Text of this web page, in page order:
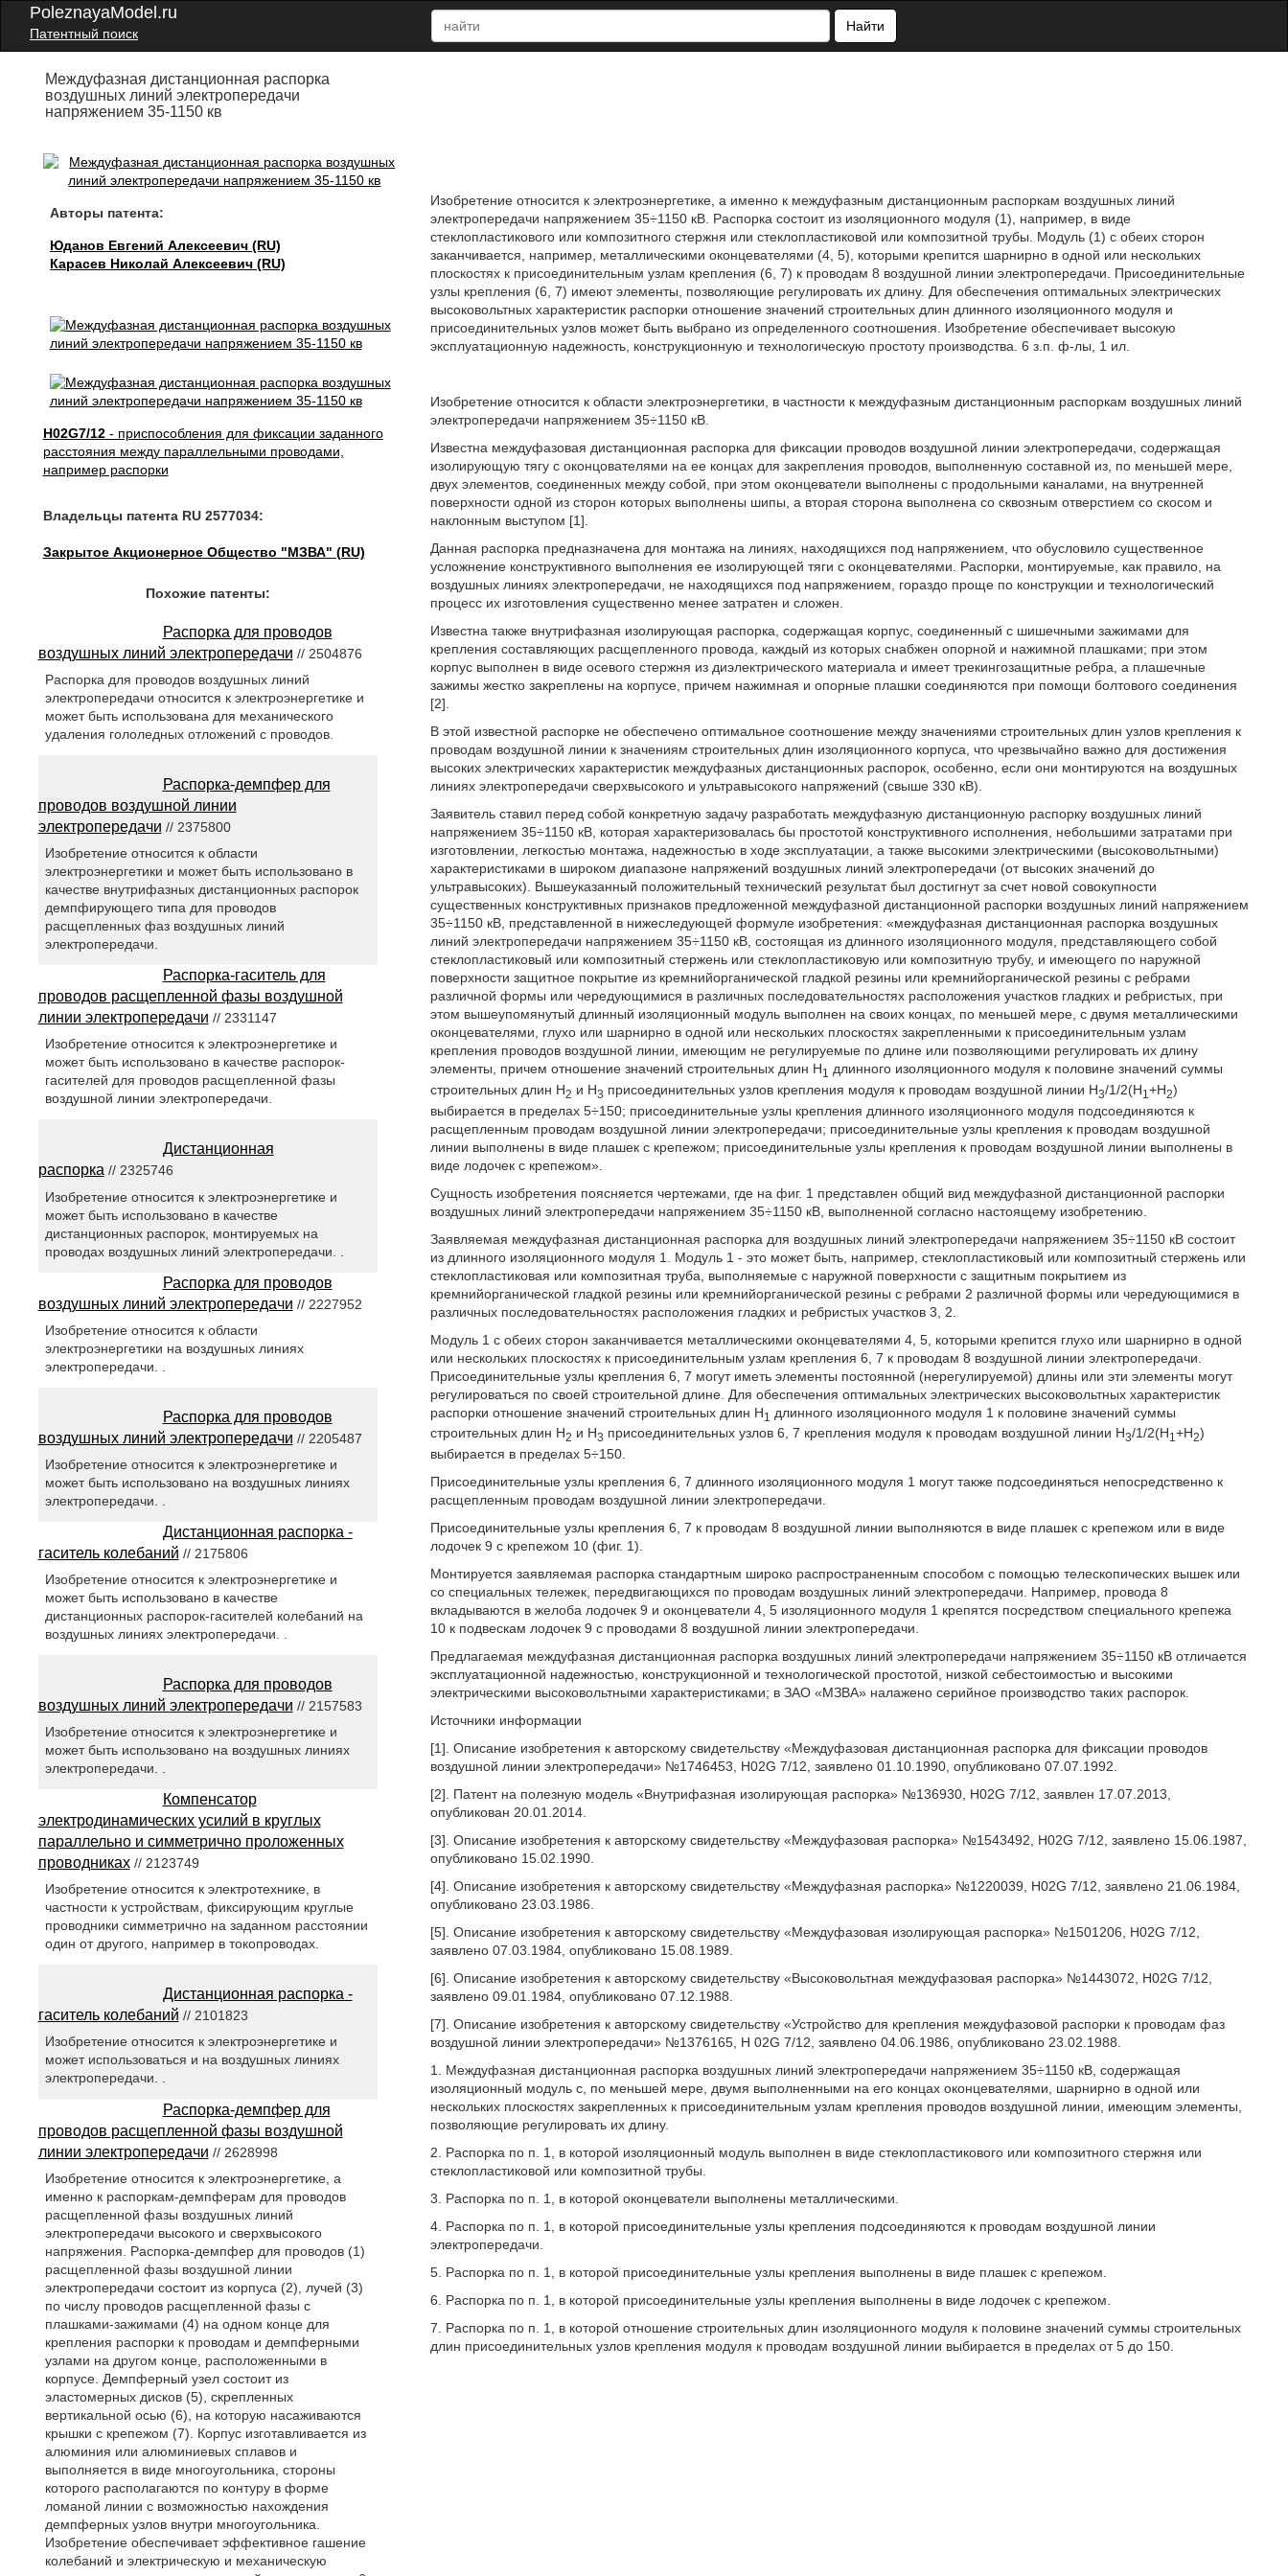
PoleznayaModel.ru
Патентный поиск
Найти
Междуфазная дистанционная распорка
воздушных линий электропередачи
напряжением 35-1150 кв
Авторы патента:
Юданов Евгений Алексеевич (RU)
Карасев Николай Алексеевич (RU)
H02G7/12- приспособления для фиксации заданного
расстояния между параллельными проводами,
например распорки
Владельцы патента RU 2577034:
Закрытое Акционерное Общество "МЗВА" (RU)
Изобретение относится к электроэнергетике, а именно к междуфазным дистанционным распоркам воздушных линий
электропередачи напряжением 35÷1150 кВ. Распорка состоит из изоляционного модуля (1), например, в виде
стеклопластикового или композитного стержня или стеклопластиковой или композитной трубы. Модуль (1) с обеих сторон
заканчивается, например, металлическими оконцевателями (4, 5), которыми крепится шарнирно в одной или нескольких
плоскостях к присоединительным узлам крепления (6, 7) к проводам 8 воздушной линии электропередачи. Присоединительные
узлы крепления (6, 7) имеют элементы, позволяющие регулировать их длину. Для обеспечения оптимальных электрических
высоковольтных характеристик распорки отношение значений строительных длин длинного изоляционного модуля и
присоединительных узлов может быть выбрано из определенного соотношения. Изобретение обеспечивает высокую
эксплуатационную надежность, конструкционную и технологическую простоту производства. 6 з.п. ф-лы, 1 ил.
Изобретение относится к области электроэнергетики, в частности к междуфазным дистанционным распоркам воздушных линий
электропередачи напряжением 35÷1150 кВ.
Известна междуфазовая дистанционная распорка для фиксации проводов воздушной линии электропередачи, содержащая
изолирующую тягу с оконцователями на ее концах для закрепления проводов, выполненную составной из, по меньшей мере,
двух элементов, соединенных между собой, при этом оконцеватели выполнены с продольными каналами, на внутренней
поверхности одной из сторон которых выполнены шипы, а вторая сторона выполнена со сквозным отверстием со скосом и
наклонным выступом [1].
Данная распорка предназначена для монтажа на линиях, находящихся под напряжением, что обусловило существенное
усложнение конструктивного выполнения ее изолирующей тяги с оконцевателями. Распорки, монтируемые, как правило, на
воздушных линиях электропередачи, не находящихся под напряжением, гораздо проще по конструкции и технологический
процесс их изготовления существенно менее затратен и сложен.
Известна также внутрифазная изолирующая распорка, содержащая корпус, соединенный с шишечными зажимами для
крепления составляющих расщепленного провода, каждый из которых снабжен опорной и нажимной плашками; при этом
корпус выполнен в виде осевого стержня из диэлектрического материала и имеет трекингозащитные ребра, а плашечные
зажимы жестко закреплены на корпусе, причем нажимная и опорные плашки соединяются при помощи болтового соединения
[2].
В этой известной распорке не обеспечено оптимальное соотношение между значениями строительных длин узлов крепления к
проводам воздушной линии к значениям строительных длин изоляционного корпуса, что чрезвычайно важно для достижения
высоких электрических характеристик междуфазных дистанционных распорок, особенно, если они монтируются на воздушных
линиях электропередачи сверхвысокого и ультравысокого напряжений (свыше 330 кВ).
Заявитель ставил перед собой конкретную задачу разработать междуфазную дистанционную распорку воздушных линий
напряжением 35÷1150 кВ, которая характеризовалась бы простотой конструктивного исполнения, небольшими затратами при
изготовлении, легкостью монтажа, надежностью в ходе эксплуатации, а также высокими электрическими (высоковольтными)
характеристиками в широком диапазоне напряжений воздушных линий электропередачи (от высоких значений до
ультравысоких). Вышеуказанный положительный технический результат был достигнут за счет новой совокупности
существенных конструктивных признаков предложенной междуфазной дистанционной распорки воздушных линий напряжением
35÷1150 кВ, представленной в нижеследующей формуле изобретения: «междуфазная дистанционная распорка воздушных
линий электропередачи напряжением 35÷1150 кВ, состоящая из длинного изоляционного модуля, представляющего собой
стеклопластиковый или композитный стержень или стеклопластиковую или композитную трубу, и имеющего по наружной
поверхности защитное покрытие из кремнийорганической гладкой резины или кремнийорганической резины с ребрами
различной формы или чередующимися в различных последовательностях расположения участков гладких и ребристых, при
этом вышеупомянутый длинный изоляционный модуль выполнен на своих концах, по меньшей мере, с двумя металлическими
оконцевателями, глухо или шарнирно в одной или нескольких плоскостях закрепленными к присоединительным узлам
крепления проводов воздушной линии, имеющим не регулируемые по длине или позволяющими регулировать их длину
элементы, причем отношение значений строительных длин H1
длинного изоляционного модуля к половине значений суммы
строительных длин Н2 и Н3 присоединительных узлов крепления модуля к проводам воздушной линии Н3/1/2(Н1+Н2)
выбирается в пределах 5÷150; присоединительные узлы крепления длинного изоляционного модуля подсоединяются к
расщепленным проводам воздушной линии электропередачи; присоединительные узлы крепления к проводам воздушной
линии выполнены в виде плашек с крепежом; присоединительные узлы крепления к проводам воздушной линии выполнены в
виде лодочек с крепежом».
Сущность изобретения поясняется чертежами, где на фиг. 1 представлен общий вид междуфазной дистанционной распорки
воздушных линий электропередачи напряжением 35÷1150 кВ, выполненной согласно настоящему изобретению.
Заявляемая междуфазная дистанционная распорка для воздушных линий электропередачи напряжением 35÷1150 кВ состоит
из длинного изоляционного модуля 1. Модуль 1 - это может быть, например, стеклопластиковый или композитный стержень или
стеклопластиковая или композитная труба, выполняемые с наружной поверхности с защитным покрытием из
кремнийорганической гладкой резины или кремнийорганической резины с ребрами 2 различной формы или чередующимися в
различных последовательностях расположения гладких и ребристых участков 3, 2.
Модуль 1 с обеих сторон заканчивается металлическими оконцевателями 4, 5, которыми крепится глухо или шарнирно в одной
или нескольких плоскостях к присоединительным узлам крепления 6, 7 к проводам 8 воздушной линии электропередачи.
Присоединительные узлы крепления 6, 7 могут иметь элементы постоянной (нерегулируемой) длины или эти элементы могут
регулироваться по своей строительной длине. Для обеспечения оптимальных электрических высоковольтных характеристик
распорки отношение значений строительных длин Н1
длинного изоляционного модуля 1 к половине значений суммы
строительных длин Н2 и Н3 присоединительных узлов 6, 7 крепления модуля к проводам воздушной линии H3/1/2(H1+Н2)
выбирается в пределах 5÷150.
Присоединительные узлы крепления 6, 7 длинного изоляционного модуля 1 могут также подсоединяться непосредственно к
расщепленным проводам воздушной линии электропередачи.
Присоединительные узлы крепления 6, 7 к проводам 8 воздушной линии выполняются в виде плашек с крепежом или в виде
лодочек 9 с крепежом 10 (фиг. 1).
Монтируется заявляемая распорка стандартным широко распространенным способом с помощью телескопических вышек или
со специальных тележек, передвигающихся по проводам воздушных линий электропередачи. Например, провода 8
вкладываются в желоба лодочек 9 и оконцеватели 4, 5 изоляционного модуля 1 крепятся посредством специального крепежа
10 к подвескам лодочек 9 с проводами 8 воздушной линии электропередачи.
Предлагаемая междуфазная дистанционная распорка воздушных линий электропередачи напряжением 35÷1150 кВ отличается
эксплуатационной надежностью, конструкционной и технологической простотой, низкой себестоимостью и высокими
электрическими высоковольтными характеристиками; в ЗАО «МЗВА» налажено серийное производство таких распорок.
Источники информации
[1]. Описание изобретения к авторскому свидетельству «Междуфазовая дистанционная распорка для фиксации проводов
воздушной линии электропередачи» №1746453, H02G 7/12, заявлено 01.10.1990, опубликовано 07.07.1992.
[2]. Патент на полезную модель «Внутрифазная изолирующая распорка» №136930, H02G 7/12, заявлен 17.07.2013,
опубликован 20.01.2014.
[3]. Описание изобретения к авторскому свидетельству «Междуфазовая распорка» №1543492, H02G 7/12, заявлено 15.06.1987,
опубликовано 15.02.1990.
[4]. Описание изобретения к авторскому свидетельству «Междуфазная распорка» №1220039, H02G 7/12, заявлено 21.06.1984,
опубликовано 23.03.1986.
[5]. Описание изобретения к авторскому свидетельству «Междуфазовая изолирующая распорка» №1501206, Н02G 7/12,
заявлено 07.03.1984, опубликовано 15.08.1989.
[6]. Описание изобретения к авторскому свидетельству «Высоковольтная междуфазовая распорка» №1443072, Н02G 7/12,
заявлено 09.01.1984, опубликовано 07.12.1988.
[7]. Описание изобретения к авторскому свидетельству «Устройство для крепления междуфазовой распорки к проводам фаз
воздушной линии электропередачи» №1376165, Н 02G 7/12, заявлено 04.06.1986, опубликовано 23.02.1988.
1. Междуфазная дистанционная распорка воздушных линий электропередачи напряжением 35÷1150 кВ, содержащая
изоляционный модуль с, по меньшей мере, двумя выполненными на его концах оконцевателями, шарнирно в одной или
нескольких плоскостях закрепленных к присоединительным узлам крепления проводов воздушной линии, имеющим элементы,
позволяющие регулировать их длину.
2. Распорка по п. 1, в которой изоляционный модуль выполнен в виде стеклопластикового или композитного стержня или
стеклопластиковой или композитной трубы.
3. Распорка по п. 1, в которой оконцеватели выполнены металлическими.
4. Распорка по п. 1, в которой присоединительные узлы крепления подсоединяются к проводам воздушной линии
электропередачи.
5. Распорка по п. 1, в которой присоединительные узлы крепления выполнены в виде плашек с крепежом.
6. Распорка по п. 1, в которой присоединительные узлы крепления выполнены в виде лодочек с крепежом.
7. Распорка по п. 1, в которой отношение строительных длин изоляционного модуля к половине значений суммы строительных
длин присоединительных узлов крепления модуля к проводам воздушной линии выбирается в пределах от 5 до 150.
Похожие патенты:
Распорка для проводов
воздушных линий электропередачи // 2504876
Распорка для проводов воздушных линий
электропередачи относится к электроэнергетике и
может быть использована для механического
удаления гололедных отложений с проводов.
Распорка-демпфер для
проводов воздушной линии
электропередачи // 2375800
Изобретение относится к области
электроэнергетики и может быть использовано в
качестве внутрифазных дистанционных распорок
демпфирующего типа для проводов
расщепленных фаз воздушных линий
электропередачи.
Распорка-гаситель для
проводов расщепленной фазы воздушной
линии электропередачи // 2331147
Изобретение относится к электроэнергетике и
может быть использовано в качестве распорок-
гасителей для проводов расщепленной фазы
воздушной линии электропередачи.
Дистанционная
распорка// 2325746
Изобретение относится к электроэнергетике и
может быть использовано в качестве
дистанционных распорок, монтируемых на
проводах воздушных линий электропередачи. .
Распорка для проводов
воздушных линий электропередачи // 2227952
Изобретение относится к области
электроэнергетики на воздушных линиях
электропередачи. .
Распорка для проводов
воздушных линий электропередачи // 2205487
Изобретение относится к электроэнергетике и
может быть использовано на воздушных линиях
электропередачи. .
Дистанционная распорка -
гаситель колебаний // 2175806
Изобретение относится к электроэнергетике и
может быть использовано в качестве
дистанционных распорок-гасителей колебаний на
воздушных линиях электропередачи. .
Распорка для проводов
воздушных линий электропередачи // 2157583
Изобретение относится к электроэнергетике и
может быть использовано на воздушных линиях
электропередачи. .
Компенсатор
электродинамических усилий в круглых
параллельно и симметрично проложенных
проводниках// 2123749
Изобретение относится к электротехнике, в
частности к устройствам, фиксирующим круглые
проводники симметрично на заданном расстоянии
один от другого, например в токопроводах.
Дистанционная распорка -
гаситель колебаний // 2101823
Изобретение относится к электроэнергетике и
может использоваться и на воздушных линиях
электропередачи. .
Распорка-демпфер для
проводов расщепленной фазы воздушной
линии электропередачи // 2628998
Изобретение относится к электроэнергетике, а
именно к распоркам-демпферам для проводов
расщепленной фазы воздушных линий
электропередачи высокого и сверхвысокого
напряжения. Распорка-демпфер для проводов (1)
расщепленной фазы воздушной линии
электропередачи состоит из корпуса (2), лучей (3)
по числу проводов расщепленной фазы с
плашками-зажимами (4) на одном конце для
крепления распорки к проводам и демпферными
узлами на другом конце, расположенными в
корпусе. Демпферный узел состоит из
эластомерных дисков (5), скрепленных
вертикальной осью (6), на которую насаживаются
крышки с крепежом (7). Корпус изготавливается из
алюминия или алюминиевых сплавов и
выполняется в виде многоугольника, стороны
которого располагаются по контуру в форме
ломаной линии с возможностью нахождения
демпферных узлов внутри многоугольника.
Изобретение обеспечивает эффективное гашение
колебаний и электрическую и механическую